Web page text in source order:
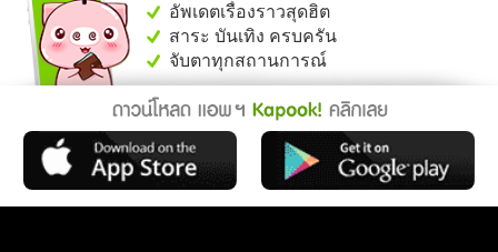
อัพเดตเรื่องราวสุดฮิต
สาระ บันเทิง ครบครัน
จับตาทุกสถานการณ์